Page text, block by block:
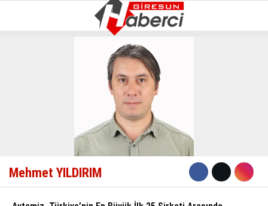
VİDEO YAZARLAR
ASAYIŞ
Mehmet YILDIRIM